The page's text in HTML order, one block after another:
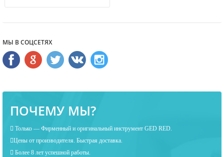
МЫ В СОЦСЕТЯХ
ПОЧЕМУ МЫ?
Только — Фирменный и оригинальный инструмент GED RED.
Цены от производителя. Быстрая доставка.
Более 8 лет успешной работы.